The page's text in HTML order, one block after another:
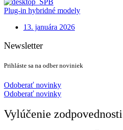
Plug-in hybridné modely
13. januára 2026
Newsletter
Prihláste sa na odber noviniek
Odoberať novinky
Odoberať novinky
Vylúčenie zodpovednosti